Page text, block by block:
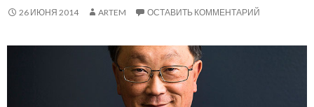
26 ИЮНЯ 2014 ARTEM ОСТАВИТЬ КОММЕНТАРИЙ